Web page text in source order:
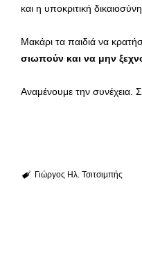
και η υποκριτική
Μακάρι τα παιδιά να
σιωπούν και να μην
Αναμένουμε την συνέχεια.
Γιώργος Ηλ. Τσιτσιμπής